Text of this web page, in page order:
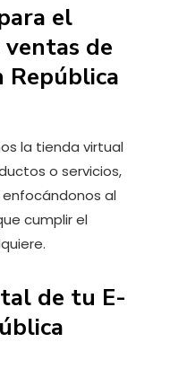
el
de
República
la tienda virtual
o servicios,
al
cumplir el
de tu E-